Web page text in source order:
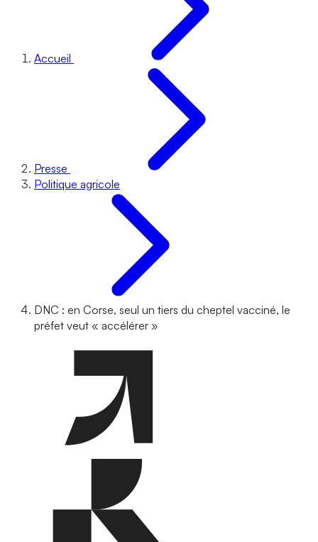
Accueil
Presse
Politique agricole
DNC : en Corse, seul un tiers du cheptel vacciné, le
préfet veut « accélérer »